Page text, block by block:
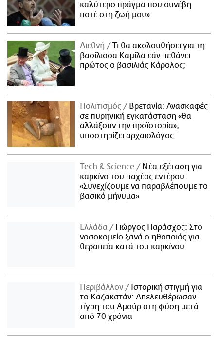
καλύτερο πράγμα που συνέβη
ποτέ στη ζωή μου»
Διεθνή
Τι θα ακολουθήσει για τη
βασίλισσα Καμίλα εάν πεθάνει
πρώτος ο βασιλιάς Κάρολος;
Πολιτισμός
Βρετανία: Ανασκαφές
σε πυρηνική εγκατάσταση «θα
αλλάξουν την προϊστορία»,
υποστηρίζει αρχαιολόγος
Τech & Science
Νέα εξέταση για
καρκίνο του παχέος εντέρου:
«Συνεχίζουμε να παραβλέπουμε το
βασικό μήνυμα»
Ελλάδα
Γιώργος Παράσχος: Στο
νοσοκομείο ξανά ο ηθοποιός για
θεραπεία κατά του καρκίνου
Περιβάλλον
Ιστορική στιγμή για
το Καζακστάν: Απελευθέρωσαν
τίγρη του Αμούρ στη φύση μετά
από 70 χρόνια